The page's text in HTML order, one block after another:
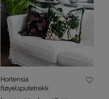
Hortensia
fløyelsputetrekk